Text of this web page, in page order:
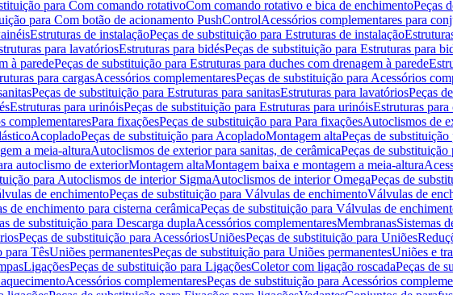
para Com comando rotativoCom comando rotativo e bica de enchimentoPeças
para Com botão de acionamento PushControlAcessórios complementares para
Estruturas de instalaçãoPeças de substituição para Estruturas de instalação
para lavatóriosEstruturas para bidésPeças de substituição para Estruturas para
à paredePeças de substituição para Estruturas para duches com drenagem à parede
para cargasAcessórios complementaresPeças de substituição para Acessórios
Peças de substituição para Estruturas para sanitasEstruturas para lavatóriosPeças
Estruturas para urinóisPeças de substituição para Estruturas para urinóisEstruturas para
complementaresPara fixaçõesPeças de substituição para Para fixaçõesAutoclismos de
AcopladoPeças de substituição para AcopladoMontagem altaPeças de
a meia-alturaAutoclismos de exterior para sanitas, de cerâmicaPeças de
autoclismo de exteriorMontagem altaMontagem baixa e montagem a meia-altura
para Autoclismos de interior SigmaAutoclismos de interior OmegaPeças de
de enchimentoPeças de substituição para Válvulas de enchimentoVálvulas de
de enchimento para cisterna cerâmicaPeças de substituição para Válvulas de
de substituição para Descarga duplaAcessórios complementaresMembranasSistemas
Peças de substituição para AcessóriosUniõesPeças de substituição para Uniões
para TêsUniões permanentesPeças de substituição para Uniões permanentesUniões e
LigaçõesPeças de substituição para LigaçõesColetor com ligação roscadaPeças de
Acessórios complementaresPeças de substituição para Acessórios